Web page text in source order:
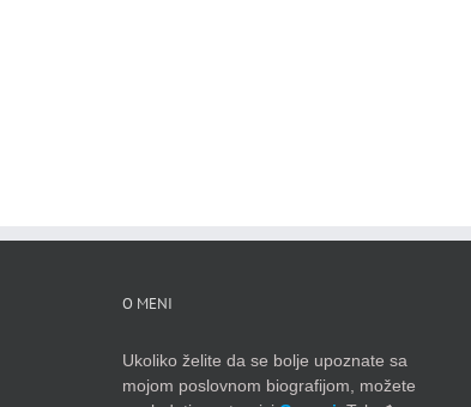
O MENI
Ukoliko želite da se bolje upoznate sa
mojom poslovnom biografijom, možete